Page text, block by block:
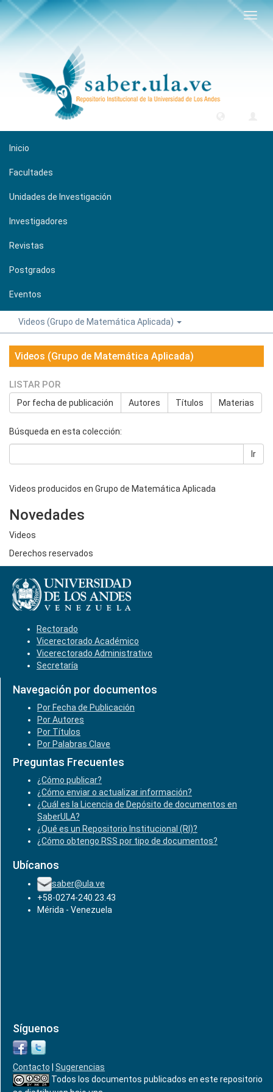
Inicio
Facultades
Unidades de Investigación
Investigadores
Revistas
Postgrados
Eventos
Videos (Grupo de Matemática Aplicada)
Videos (Grupo de Matemática Aplicada)
LISTAR POR
Por fecha de publicación Autores Títulos Materias
Búsqueda en esta colección:
Ir
Videos producidos en Grupo de Matemática Aplicada
Novedades
Videos
Derechos reservados
Rectorado
Vicerectorado Académico
Vicerectorado Administrativo
Secretaría
Navegación por documentos
Por Fecha de Publicación
Por Autores
Por Títulos
Por Palabras Clave
Preguntas Frecuentes
¿Cómo publicar?
¿Cómo enviar o actualizar información?
¿Cuál es la Licencia de Depósito de documentos en
SaberULA?
¿Qué es un Repositorio Institucional (RI)?
¿Cómo obtengo RSS por tipo de documentos?
Ubícanos
saber@ula.ve
+58-0274-240.23.43
Mérida - Venezuela
Síguenos
Contacto
Sugerencias
Todos los documentos publicados en este repositorio